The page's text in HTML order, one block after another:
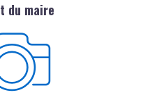
du maire